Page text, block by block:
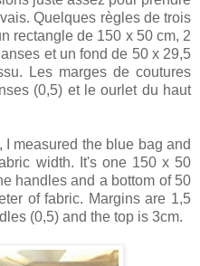
Quelques règles de trois
rectangle de 150 x 50 cm, 2
et un fond de 50 x 29,5
Les marges de coutures
(0,5) et le ourlet du haut
I measured the blue bag and
width. It's one 150 x 50
handles and a bottom of 50
of fabric. Margins are 1,5
(0,5) and the top is 3cm.